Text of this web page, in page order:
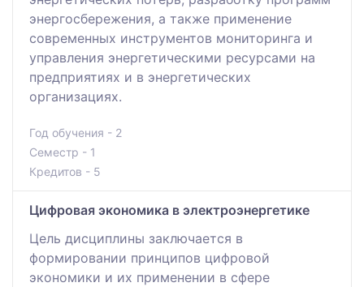
энергосбережения, а также применение
современных инструментов мониторинга и
управления энергетическими ресурсами на
предприятиях и в энергетических
организациях.
Год обучения - 2
Семестр - 1
Кредитов - 5
Цифровая экономика в электроэнергетике
Цель дисциплины заключается в
формировании принципов цифровой
экономики и их применении в сфере